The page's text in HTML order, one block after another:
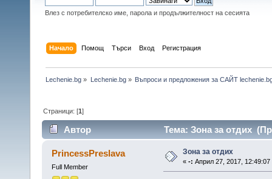
Влез с потребителско име, парола и продължителност на сесията
Начало Помощ Търси Вход Регистрация
Lechenie.bg » Lechenie.bg» Въпроси и предложения за САЙТ
Страници: [1]
Автор Тема: Зона за отдих
PrincessPreslava
Full Member
Зона за отдих
« -: Април 27, 2017, 12:49:07